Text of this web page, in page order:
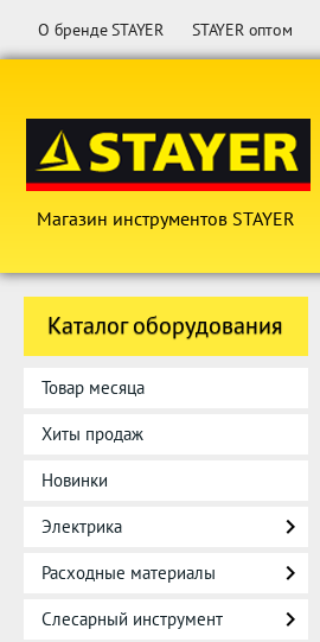
О бренде STAYER STAYER оптом
Магазин инструментов STAYER
Каталог оборудования
Товар месяца
Хиты продаж
Новинки
Электрика
Расходные материалы
Слесарный инструмент